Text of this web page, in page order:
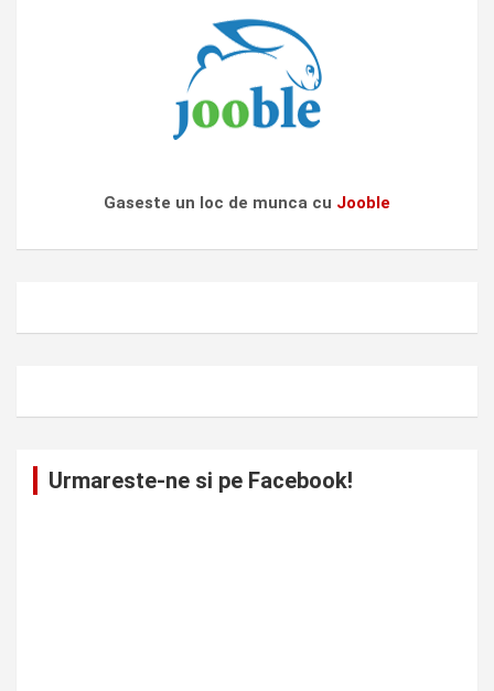
Gaseste un loc de munca cu Jooble
Urmareste-ne si pe Facebook!